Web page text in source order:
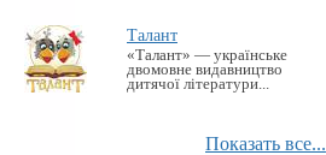
Талант
«Талант» — українське
двомовне видавництво
дитячої літератури...
Показать все...